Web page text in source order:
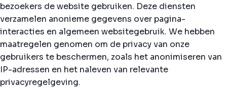
bezoekers de website gebruiken. Deze diensten
verzamelen anonieme gegevens over pagina-
interacties en algemeen websitegebruik. We hebben
maatregelen genomen om de privacy van onze
gebruikers te beschermen, zoals het anonimiseren van
IP-adressen en het naleven van relevante
privacyregelgeving.